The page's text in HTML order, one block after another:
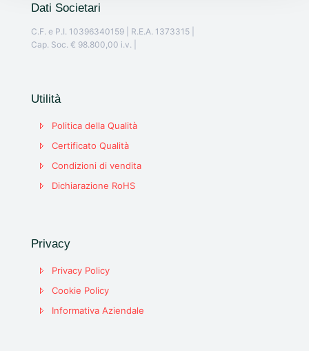
Dati Societari
C.F. e P.I. 10396340159 | R.E.A. 1373315 |
Cap. Soc. € 98.800,00 i.v. |
Utilità
Politica della Qualità
Certificato Qualità
Condizioni di vendita
Dichiarazione RoHS
Privacy
Privacy Policy
Cookie Policy
Informativa Aziendale